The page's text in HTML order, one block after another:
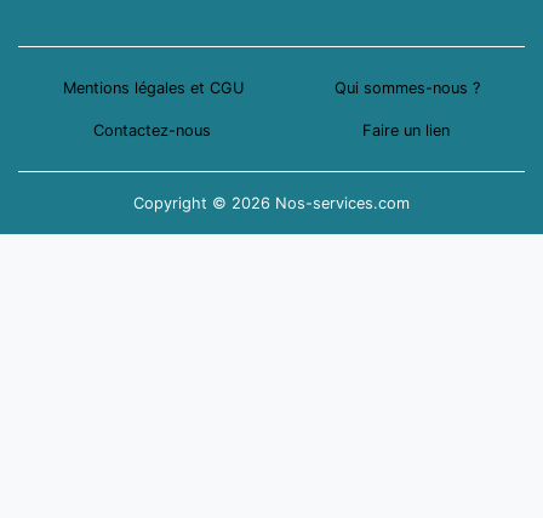
Mentions légales et CGU Qui sommes-nous ?
Contactez-nous Faire un lien
Copyright © 2026 Nos-services.com